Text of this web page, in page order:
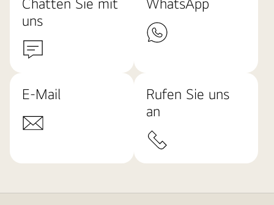
uns
E-Mail
Rufen Sie uns
an